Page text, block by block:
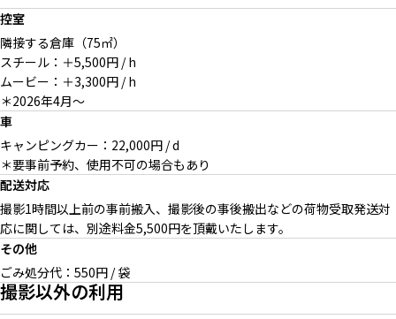
控室
隣接する倉庫（75㎡）
スチール：＋5,500円 / h
ムービー：＋3,300円 / h
＊2026年4月～
車
キャンピングカー：22,000円 / d
＊要事前予約、使用不可の場合もあり
配送対応
撮影1時間以上前の事前搬入、撮影後の事後搬出などの荷物受取発送対
応に関しては、別途料金5,500円を頂戴いたします。
その他
ごみ処分代：550円 / 袋
撮影以外の利用